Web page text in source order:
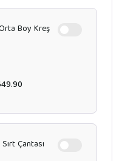
Boy Kreş
Çantası